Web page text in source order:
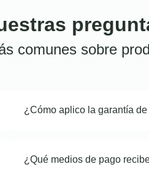
comunes sobre
¿Cómo aplico la garantía
¿Qué medios de pago